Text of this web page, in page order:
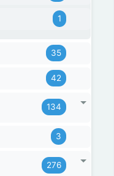
1
35
42
134
3
276